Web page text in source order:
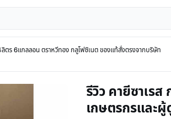
ตร 6แกลลอน ตราหวีทอง กลูโฟซิเนต ของแท้สั่งตรงจากบริษัท
รีวิว คายีซาเร
เกษตรกรและ